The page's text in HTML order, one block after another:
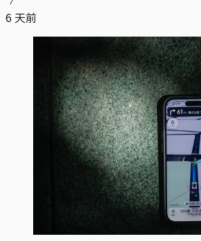
6 天前